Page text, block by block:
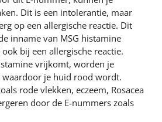
Dit is een intolerantie, maar
op een allergische reactie. Dit
inname van MSG histamine
bij een allergische reactie.
vrijkomt, worden je
je huid rood wordt.
rode vlekken, eczeem, Rosacea
door de E-nummers zoals